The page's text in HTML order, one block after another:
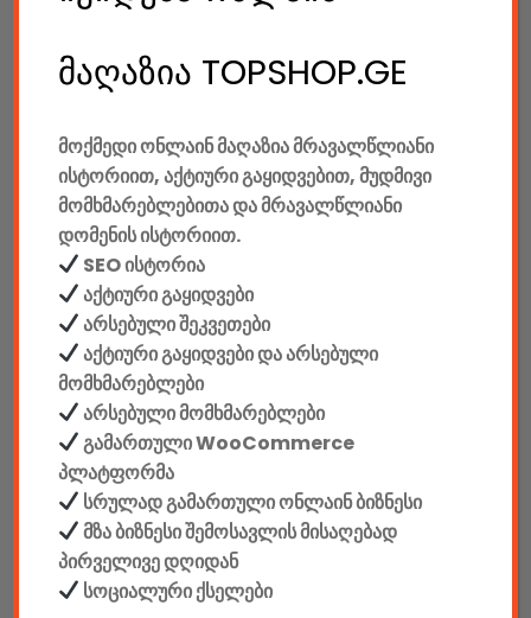
Original
price
was:
299.00 GEL.
Current
price
is:
220.00 GEL.
SKU: 9050
კატეგორიები:კაბელიანი კლავიატურები
კლავიატურები,კომპიუტერები & აქსესუარები
მაუსები,ტექ. აქსესუარები
SHARE:
აღწერა დამატებითი ინფორმაცია
ᲐᲦᲬᲔᲠᲐ
მწარმოებელი: Redragon
მაღაზია TOPSHOP.GE
მოქმედი ონლაინ მაღაზია მრავალწლიანი
ისტორიით, აქტიური გაყიდვებით, მუდმივი
მომხმარებლებითა და მრავალწლიანი
დომენის ისტორიით.
SEO ისტორია
აქტიური გაყიდვები
არსებული შეკვეთები
აქტიური გაყიდვები და არსებული
მომხმარებლები
არსებული მომხმარებლები
გამართული WooCommerce
პლატფორმა
სრულად გამართული ონლაინ ბიზნესი
მზა ბიზნესი შემოსავლის მისაღებად
პირველივე დღიდან
სოციალური ქსელები